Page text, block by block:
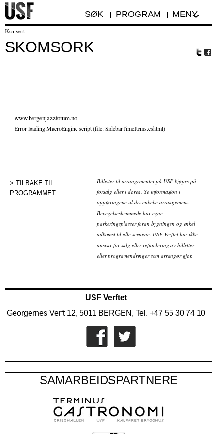
SØK PROGRAM MENY
Konsert
SKOMSORK
www.bergenjazzforum.no
Error loading MacroEngine script (file: SidebarTimeItems.cshtml)
TILBAKE TIL
PROGRAMMET
Billetter til arrangementer på USF kjøpes på
forsalg eller i døren. Se informasjon i
oppføringene til det enkelte arrangement.
Bevegelseshemmede har egne
parkeringsplasser foran bygningen og enkel
adkomst til alle scenene. USF Verftet har ikke
ansvar for salg eller refundering av billetter
eller programendringer som arrangør gjør.
USF Verftet
Georgernes Verft 12, 5011 BERGEN, Tel. +47 55 30 74 10
SAMARBEIDSPARTNERE